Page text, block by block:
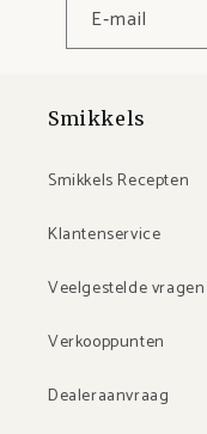
E‑mail
Smikkels
Smikkels Recepten
Klantenservice
Veelgestelde vragen
Verkooppunten
Dealeraanvraag